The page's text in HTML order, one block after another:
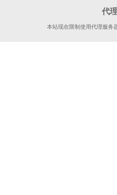
代
本站现在限制使用代理服务